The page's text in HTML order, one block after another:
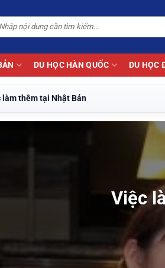
DU HỌC HÀN QUỐC DU HỌC
làm thêm tại Nhật Bản
Việc